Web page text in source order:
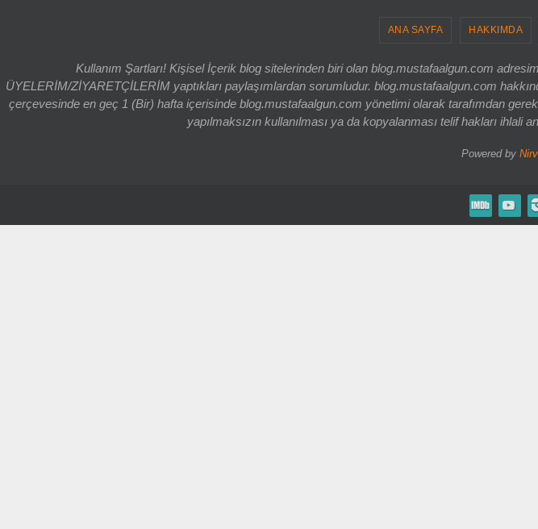
ANA SAYFA HAKKIMDA
Kullanım Şartları! Kişisel İçerik blog sitelerinden biri olan blog.mustafaalgun.com
ÜYELERİM/ZİYARETÇİLERİM yaptıkları paylaşımlardan sorumludur. blog.mustafaalgun.com
çerçevesinde en geç 1 (Bir) hafta içerisinde blog.mustafaalgun.com yönetimi olarak tarafımdan
yapılmaksızın kullanılması ya da kopyalanması telif hakları
Powered by